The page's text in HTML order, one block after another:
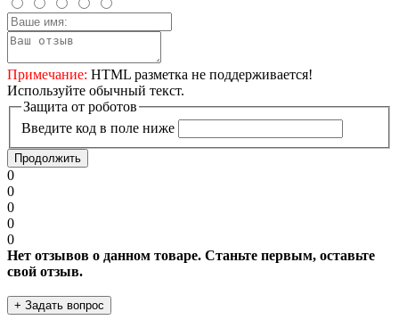
Примечание: HTML разметка не поддерживается!
Используйте обычный текст.
Защита от роботов
Введите код в поле ниже
Продолжить
0
0
0
0
0
Нет отзывов о данном товаре. Станьте первым, оставьте
свой отзыв.
+ Задать вопрос